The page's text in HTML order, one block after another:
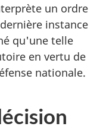
un ordre
instance
qu'une telle
en vertu de
nationale.